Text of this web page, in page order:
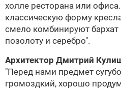
холле ресторана или
классическую форму
смело комбинируют бархат
позолоту и серебро".
Архитектор Дмитрий
"Перед нами предмет
громоздкий, хорошо